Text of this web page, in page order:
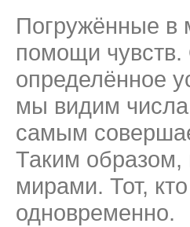
Погружённые в
помощи чувств.
определённое
мы видим
самым
Таким образом,
мирами. Тот,
одновременно.